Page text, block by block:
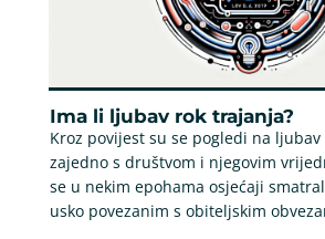
Ima li ljubav rok trajanja?
Kroz povijest su se pogledi na
zajedno s društvom i njegovim
se u nekim epohama osjećaji
usko povezanim s obiteljskim